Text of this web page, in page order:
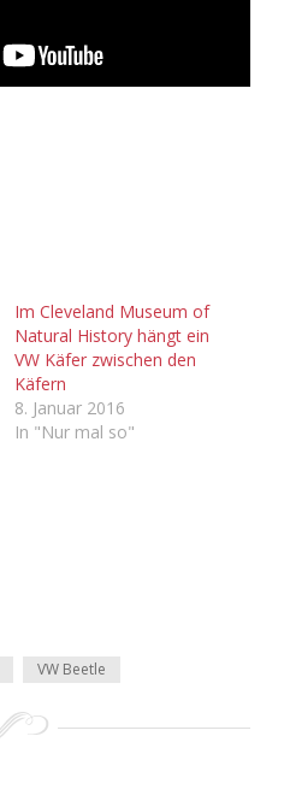
Im Cleveland Museum of
Natural History hängt ein
VW Käfer zwischen den
Käfern
8. Januar 2016
In "Nur mal so"
VW Beetle